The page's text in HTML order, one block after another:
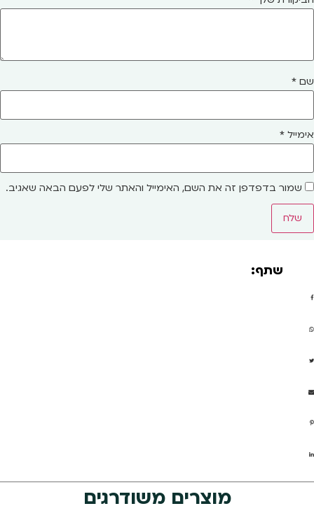
שם *
אימייל *
שמור בדפדפן זה את השם, האימייל והאתר שלי לפעם הבאה שאגיב.
שתף:
מוצרים משודרגים